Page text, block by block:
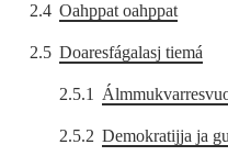
2.4 Oahppat oahppat
2.5 Doaresfágalasj tiemá
2.5.1
2.5.2 Demokratijja ja